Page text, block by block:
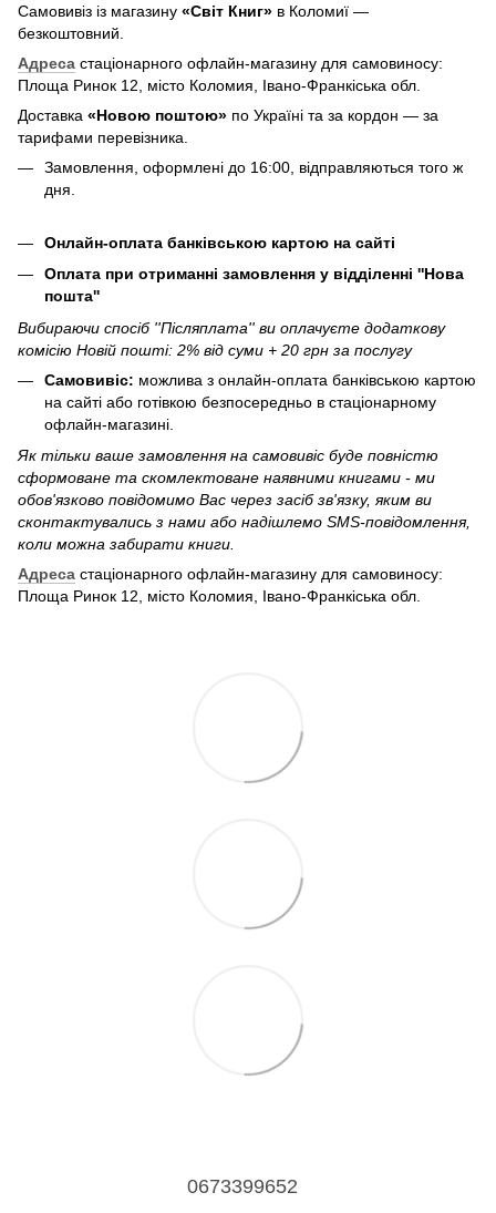
Самовивіз із магазину «Світ Книг» в Коломиї —
безкоштовний.
Адреса стаціонарного офлайн-магазину для самовиносу:
Площа Ринок 12, місто Коломия, Івано-Франкіська обл.
Доставка «Новою поштою» по Україні та за кордон — за
тарифами перевізника.
Замовлення, оформлені до 16:00, відправляються того ж
дня.
Онлайн-оплата банківською картою на сайті
Оплата при отриманні замовлення у відділенні ''Нова
пошта''
Вибираючи спосіб ''Післяплата'' ви оплачуєте додаткову
комісію Новій пошті: 2% від суми + 20 грн за послугу
Самовивіс: можлива з онлайн-оплата банківською картою
на сайті або готівкою безпосередньо в стаціонарному
офлайн-магазині.
Як тільки ваше замовлення на самовивіс буде повністю
сформоване та скомлектоване наявними книгами - ми
обов'язково повідомимо Вас через засіб зв'язку, яким ви
сконтактувались з нами або надішлемо SMS-повідомлення,
коли можна забирати книги.
Адреса стаціонарного офлайн-магазину для самовиносу:
Площа Ринок 12, місто Коломия, Івано-Франкіська обл.
0673399652